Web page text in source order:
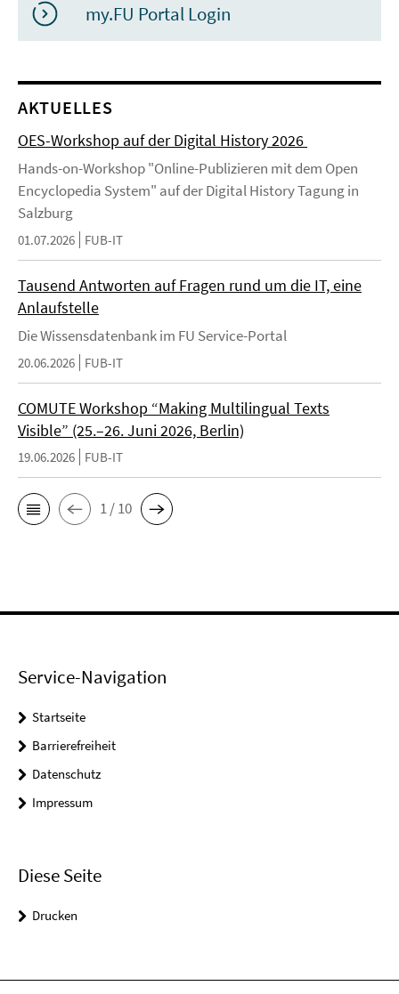
my.FU Portal Login
AKTUELLES
OES-Workshop auf der Digital History 2026
Hands-on-Workshop "Online-Publizieren mit dem Open
Encyclopedia System" auf der Digital History Tagung in
Salzburg
01.07.2026 FUB-IT
Tausend Antworten auf Fragen rund um die IT, eine
Anlaufstelle
Die Wissensdatenbank im FU Service-Portal
20.06.2026 FUB-IT
COMUTE Workshop “Making Multilingual Texts
Visible” (25.–26. Juni 2026, Berlin)
19.06.2026 FUB-IT
1 / 10
Service-Navigation
Startseite
Barrierefreiheit
Datenschutz
Impressum
Diese Seite
Drucken